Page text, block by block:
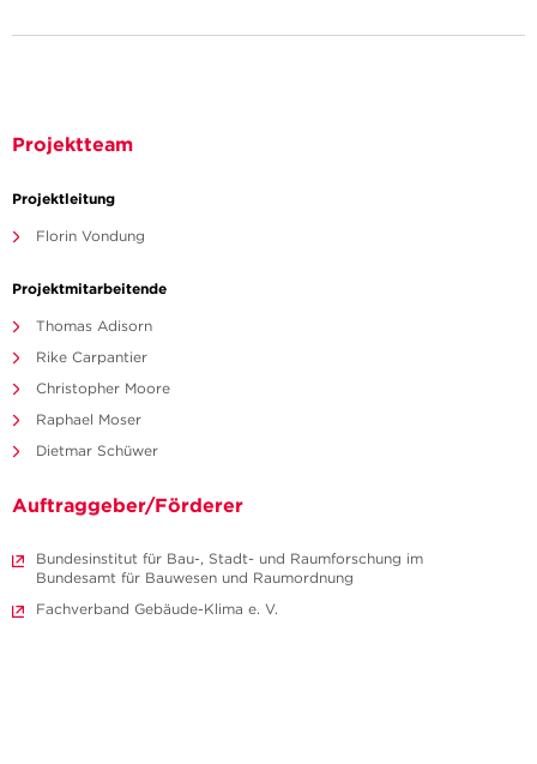
Projektteam
Projektleitung
Florin Vondung
Projektmitarbeitende
Thomas Adisorn
Rike Carpantier
Christopher Moore
Raphael Moser
Dietmar Schüwer
Auftraggeber/Förderer
Bundesinstitut für Bau-, Stadt- und Raumforschung im
Bundesamt für Bauwesen und Raumordnung
Fachverband Gebäude-Klima e. V.